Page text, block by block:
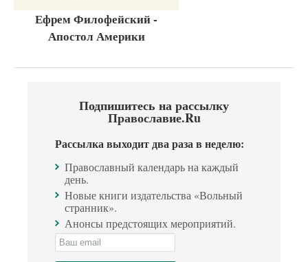
Ефрем Филофейский -
Апостол Америки
Подпишитесь на рассылку
Православие.Ru
Рассылка выходит два раза в неделю:
Православный календарь на каждый
день.
Новые книги издательства «Вольный
странник».
Анонсы предстоящих мероприятий.